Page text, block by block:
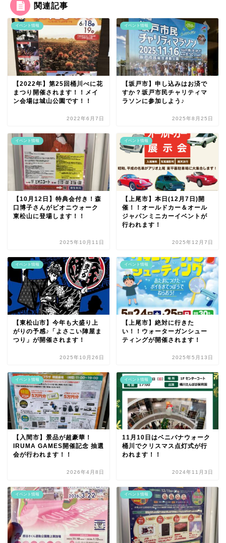
関連記事
イベント情報
【2022年】第25回桶川べに花
まつり開催されます！！メイ
ン会場は城山公園です！！
2022年6月7日
イベント情報
【坂戸市】申し込みはお済で
すか？坂戸市民チャリティマ
ラソンに参加しよう♪
2025年8月25日
イベント情報
【10月12日】特典会付き！森
口博子さんがピオニウォーク
東松山に登場します！！
2025年10月11日
イベント情報
【上尾市】本日(12月7日)開
催！！オールドカー＆オール
ジャパンミニカーイベントが
行われます！
2025年12月7日
イベント情報
【東松山市】今年も大盛り上
がりの予感♪「よさこい陣屋ま
つり」が開催されます！
2025年10月26日
イベント情報
【上尾市】絶対に行きた
い！！ウォーターガンシュー
ティングが開催されます！
2025年5月13日
イベント情報
【入間市】景品が超豪華！
IRUMA GAMES開催記念 抽選
会が行われます！！
2026年4月8日
イベント情報
11月10日はベニバナウォーク
桶川でクリスマス点灯式が行
われます！！
2024年11月3日
イベント情報 イベント情報